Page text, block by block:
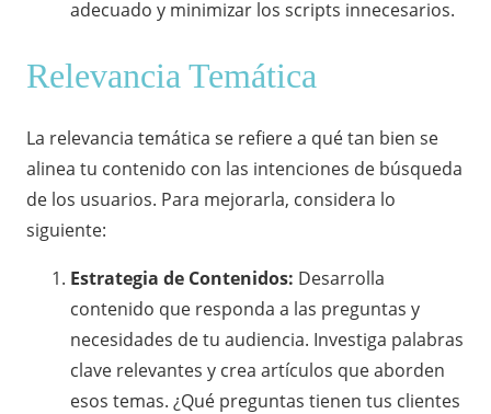
adecuado y minimizar los scripts innecesarios.
Relevancia Temática
La relevancia temática se refiere a qué tan bien se
alinea tu contenido con las intenciones de búsqueda
de los usuarios. Para mejorarla, considera lo
siguiente:
Estrategia de Contenidos: Desarrolla
contenido que responda a las preguntas y
necesidades de tu audiencia. Investiga palabras
clave relevantes y crea artículos que aborden
esos temas. ¿Qué preguntas tienen tus clientes